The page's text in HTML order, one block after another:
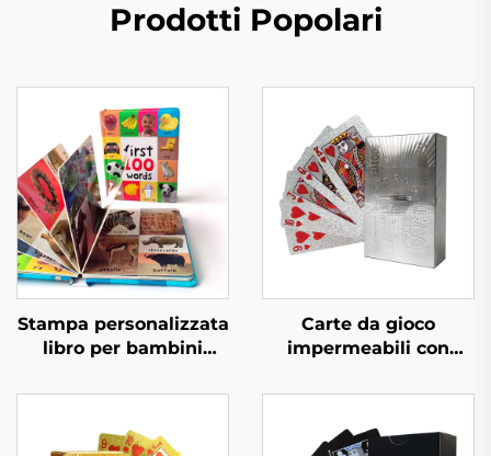
Prodotti Popolari
Stampa personalizzata
libro per bambini
parole educative libro
rigida
Carte da gioco
impermeabili con
fronte e retro con logo,
plastica, carte da